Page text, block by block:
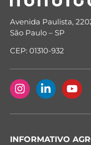
Avenida Paulista,
São Paulo – SP
CEP: 01310-932
INFORMATIVO